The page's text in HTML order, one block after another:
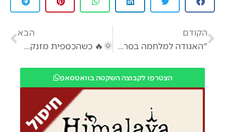
הקודם
"האגודה למלחמה בסרטן" מחפשת מתנדבים מאבן יהודה
הבא
🌞🔥 כשהכספית מזנקת ל-40 מעלות צלזיוס בישראל
הצטרפו לקבוצה השקטה בוואטסאפ